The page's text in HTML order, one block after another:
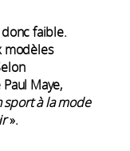
faible.
modèles
Maye,
sport à la mode
».